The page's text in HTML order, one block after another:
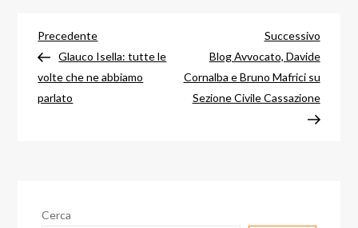
Navigazione
articoli
Articolo
precedente
Precedente
Glauco Isella: tutte le
volte che ne abbiamo
parlato
Successivo
Blog Avvocato, Davide
Cornalba e Bruno Mafrici su
Sezione Civile Cassazione
Cerca